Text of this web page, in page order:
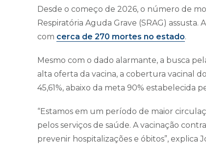
Desde o começo de 2026, o número de
Respiratória Aguda Grave (SRAG)
com cerca de 270 mortes no estado.
Mesmo com o dado alarmante, a busca
alta oferta da vacina, a cobertura vacinal
45,61%, abaixo da meta 90% estabelecida
“Estamos em um período de maior
pelos serviços de saúde. A vacinação
prevenir hospitalizações e óbitos”, explica